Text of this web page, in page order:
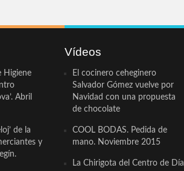
Higiene
Abril
de la
y
Vídeos
El cocinero ceheginero
Salvador Gómez vuelve por
Navidad con una propuesta
de chocolate
COOL BODAS. Pedida de
mano. Noviembre 2015
La Chirigota del Centro de Día